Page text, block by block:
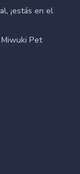
¡estás en el
Miwuki Pet